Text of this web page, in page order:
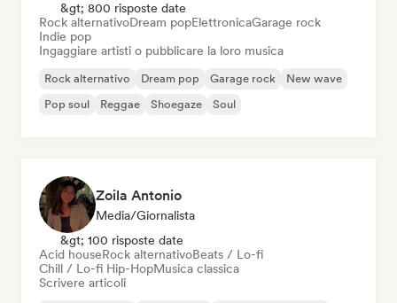
&gt; 800 risposte date
Rock alternativoDream popElettronicaGarage rock
Indie pop
Ingaggiare artisti o pubblicare la loro musica
Rock alternativo Dream pop Garage rock
New wave
Pop soul
Reggae Shoegaze Soul
Zoila Antonio
Media/Giornalista
&gt; 100 risposte date
Acid houseRock alternativoBeats / Lo-fi
Chill / Lo-fi Hip-HopMusica classica
Scrivere articoli